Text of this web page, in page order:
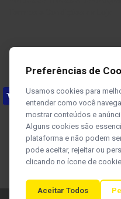
Preferências de
Usamos cookies para
entender como você
mostrar conteúdos e
Alguns cookies são
plataforma e não podem
pode aceitar, rejeitar ou
clicando no ícone de
Aceitar Todos